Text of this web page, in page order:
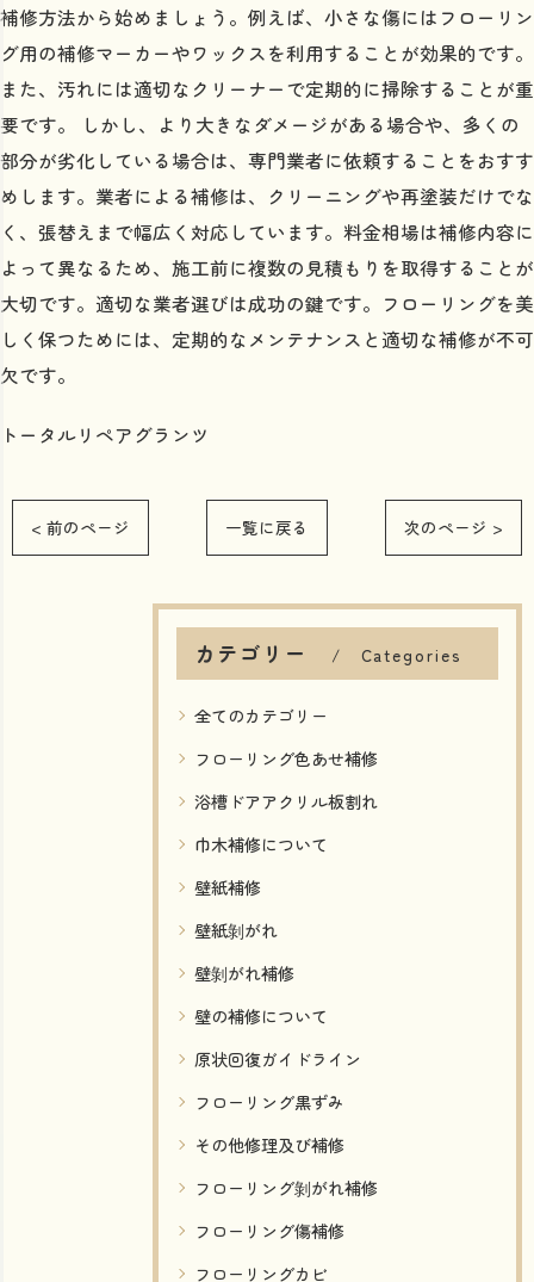
補修方法から始めましょう。例えば、小さな傷にはフローリン
グ用の補修マーカーやワックスを利用することが効果的です。
また、汚れには適切なクリーナーで定期的に掃除することが重
要です。 しかし、より大きなダメージがある場合や、多くの
部分が劣化している場合は、専門業者に依頼することをおすす
めします。業者による補修は、クリーニングや再塗装だけでな
く、張替えまで幅広く対応しています。料金相場は補修内容に
よって異なるため、施工前に複数の見積もりを取得することが
大切です。適切な業者選びは成功の鍵です。フローリングを美
しく保つためには、定期的なメンテナンスと適切な補修が不可
欠です。
トータルリペアグランツ
< 前のページ 一覧に戻る 次のページ >
カテゴリー Categories
全てのカテゴリー
フローリング色あせ補修
浴槽ドアアクリル板割れ
巾木補修について
壁紙補修
壁紙剝がれ
壁剝がれ補修
壁の補修について
原状回復ガイドライン
フローリング黒ずみ
その他修理及び補修
フローリング剝がれ補修
フローリング傷補修
フローリングカビ